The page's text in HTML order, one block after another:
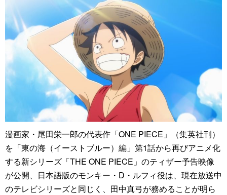
漫画家・尾田栄一郎の代表作「ONE PIECE」（集英社刊）
を「東の海（イーストブルー）編」第1話から再びアニメ化
する新シリーズ「THE ONE PIECE」のティザー予告映像
が公開、日本語版のモンキー・D・ルフィ役は、現在放送中
のテレビシリーズと同じく、田中真弓が務めることが明ら